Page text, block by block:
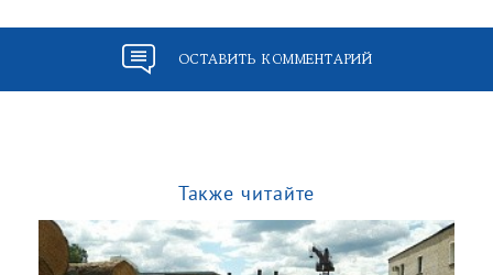
ОСТАВИТЬ КОММЕНТАРИЙ
Также читайте